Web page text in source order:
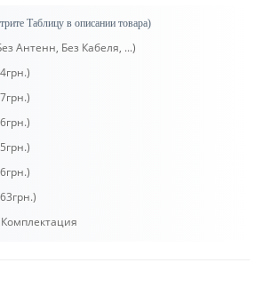
Таблицу в описании товара)
Антенн, Без Кабеля, ...)